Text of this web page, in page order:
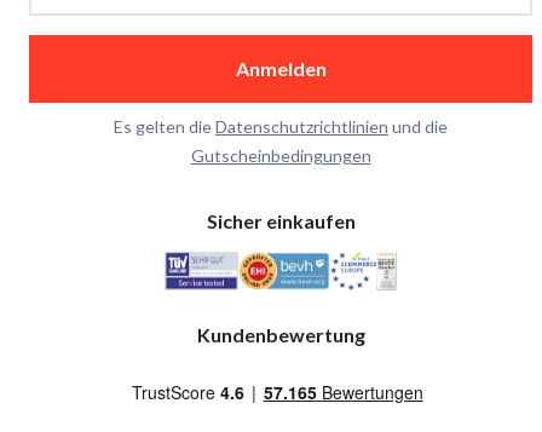
Anmelden
Es gelten dieDatenschutzrichtlinien und die
Gutscheinbedingungen
Sicher einkaufen
Kundenbewertung